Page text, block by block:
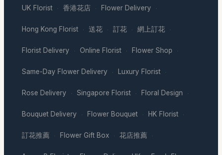
UK Florist · 香港花店 · Flower Delivery ·
Hong Kong Florist · 送花 · 訂花 · 網上訂花 ·
Florist Delivery · Online Florist · Flower Shop ·
Same-Day Flower Delivery · Luxury Florist ·
Rose Delivery · Singapore Florist · Floral Design ·
Bouquet Delivery · Flower Bouquet · HK Florist ·
訂花推薦 · Flower Gift Box · 花店推薦 ·